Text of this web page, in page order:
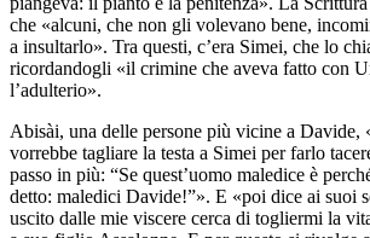
che «alcuni, che non gli volevano bene,
a insultarlo». Tra questi, c’era Simei, che lo
ricordandogli «il crimine che aveva fatto con
l’adulterio».
Abisài, una delle persone più vicine a Davide,
vorrebbe tagliare la testa a Simei per farlo
passo in più: “Se quest’uomo maledice è
detto: maledici Davide!”». E «poi dice ai suoi
uscito dalle mie viscere cerca di togliermi la